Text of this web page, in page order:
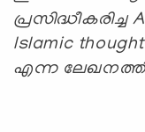
പ്രസിദ്ധീകരിച്ച
Islamic
എന്ന